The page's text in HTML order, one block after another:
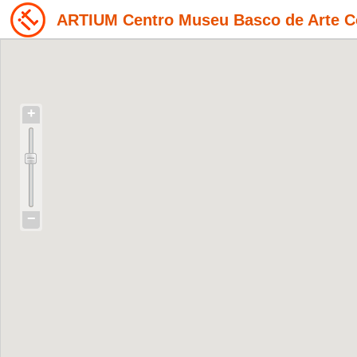
ARTIUM Centro Museu Basco de Arte
+
−